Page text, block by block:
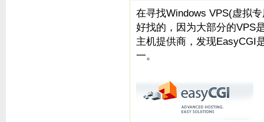
在寻找Windows VPS(虚拟
好找的，因为大部分的VPS
主机提供商，发现EasyCGI
一。